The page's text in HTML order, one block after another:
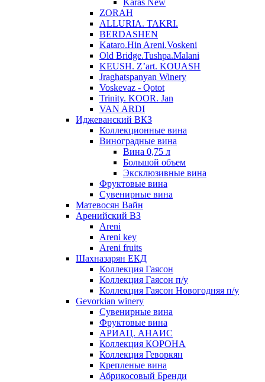
Karas New
ZORAH
ALLURIA. TAKRI.
BERDASHEN
Kataro.Hin Areni.Voskeni
Old Bridge.Tushpa.Malani
KEUSH. Z’art. KOUASH
Jraghatspanyan Winery
Voskevaz - Qotot
Trinity. KOOR. Jan
VAN ARDI
Иджеванский ВКЗ
Коллекционные вина
Виноградные вина
Вина 0,75 л
Большой объем
Эксклюзивные вина
Фруктовые вина
Cувенирные вина
Матевосян Вайн
Аренийский ВЗ
Areni
Areni key
Areni fruits
Шахназарян ЕКД
Коллекция Гаясон
Коллекция Гаясон п/у
Коллекция Гаясон Новогодняя п/у
Gevorkian winery
Сувенирные вина
Фруктовые вина
АРИАЦ. АНАИС
Коллекция КОРОНА
Коллекция Геворкян
Крепленые вина
Абрикосовый Бренди